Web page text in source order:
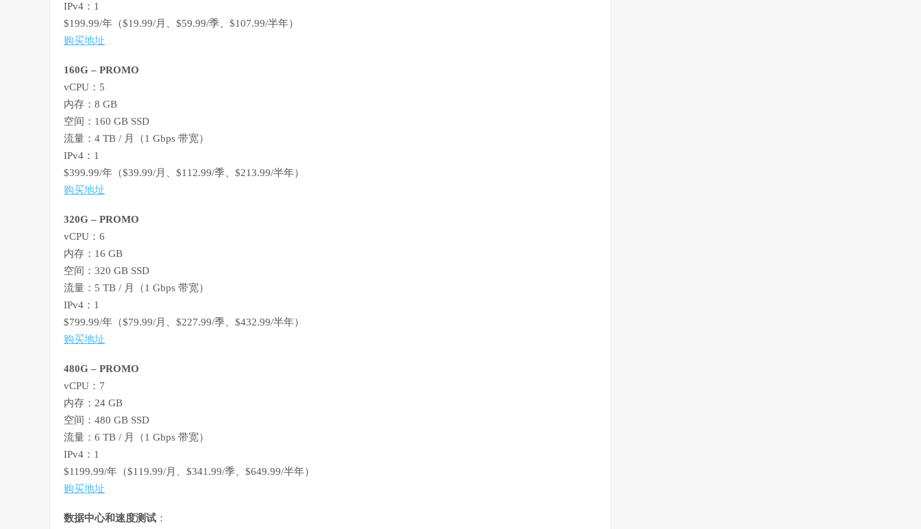
IPv4：1
$199.99/年（$19.99/月、$59.99/季、$107.99/半年）
购买地址
160G – PROMO
vCPU：5
内存：8 GB
空间：160 GB SSD
流量：4 TB / 月（1 Gbps 带宽）
IPv4：1
$399.99/年（$39.99/月、$112.99/季、$213.99/半年）
购买地址
320G – PROMO
vCPU：6
内存：16 GB
空间：320 GB SSD
流量：5 TB / 月（1 Gbps 带宽）
IPv4：1
$799.99/年（$79.99/月、$227.99/季、$432.99/半年）
购买地址
480G – PROMO
vCPU：7
内存：24 GB
空间：480 GB SSD
流量：6 TB / 月（1 Gbps 带宽）
IPv4：1
$1199.99/年（$119.99/月、$341.99/季、$649.99/半年）
购买地址
数据中心和速度测试 ：